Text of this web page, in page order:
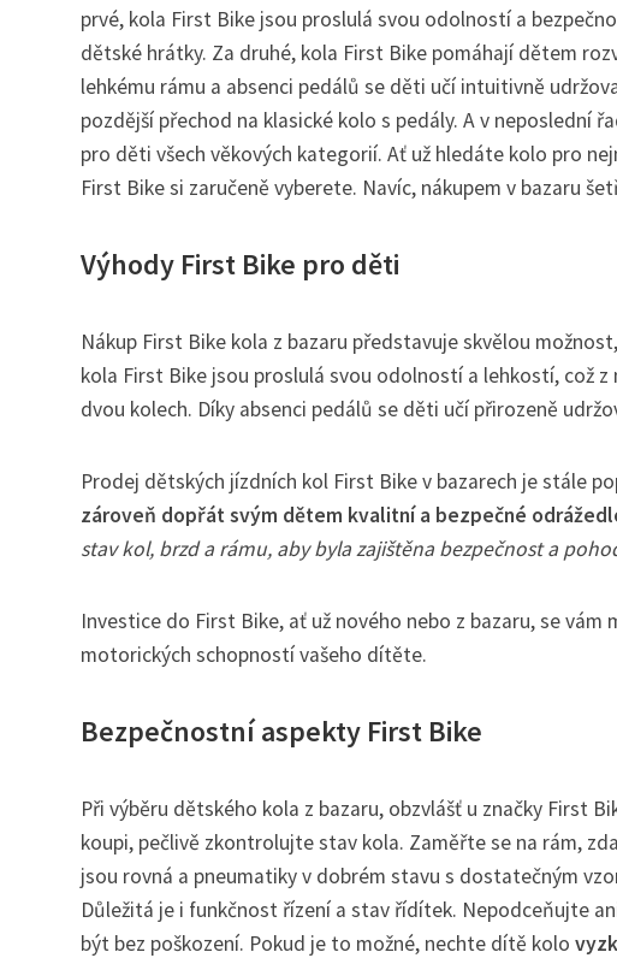
prvé, kola First Bike jsou proslulá svou odolností a
dětské hrátky. Za druhé, kola First Bike pomáhají dětem
lehkému rámu a absenci pedálů se děti učí intuitivně
pozdější přechod na klasické kolo s pedály. A v neposlední
pro děti všech věkových kategorií. Ať už hledáte kolo pro
First Bike si zaručeně vyberete. Navíc, nákupem v bazaru
Výhody First Bike pro děti
Nákup First Bike kola z bazaru představuje skvělou
kola First Bike jsou proslulá svou odolností a lehkostí, což
dvou kolech. Díky absenci pedálů se děti učí přirozeně
Prodej dětských jízdních kol First Bike v bazarech je stále
zároveň dopřát svým dětem kvalitní a bezpečné
stav kol, brzd a rámu, aby byla zajištěna bezpečnost a
Investice do First Bike, ať už nového nebo z bazaru, se
motorických schopností vašeho dítěte.
Bezpečnostní aspekty First Bike
Při výběru dětského kola z bazaru, obzvlášť u značky First
koupi, pečlivě zkontrolujte stav kola. Zaměřte se na rám,
jsou rovná a pneumatiky v dobrém stavu s dostatečným
Důležitá je i funkčnost řízení a stav řídítek. Nepodceňujte
být bez poškození. Pokud je to možné, nechte dítě kolo